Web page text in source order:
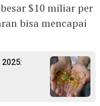
$10 miliar per
bisa mencapai